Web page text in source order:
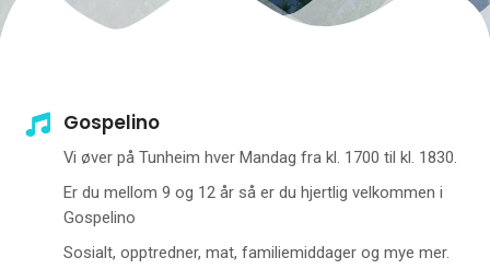
Gospelino
Vi øver på Tunheim hver Mandag fra kl. 1700 til kl. 1830.
Er du mellom 9 og 12 år så er du hjertlig velkommen i
Gospelino
Sosialt, opptredner, mat, familiemiddager og mye mer.